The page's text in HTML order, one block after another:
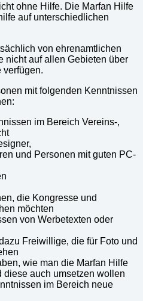
ohne Hilfe. Die Marfan Hilfe
auf unterschiedlichen
von ehrenamtlichen
nicht auf allen Gebieten über
verfügen.
mit folgenden Kenntnissen
im Bereich Vereins-,
und Personen mit guten PC-
die Kongresse und
möchten
von Werbetexten oder
Freiwillige, die für Foto und
wie man die Marfan Hilfe
diese auch umsetzen wollen
im Bereich neue